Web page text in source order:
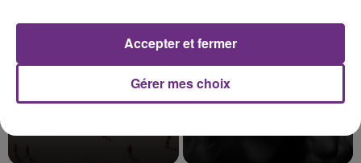
Gérer mes choix
Accepter et fermer